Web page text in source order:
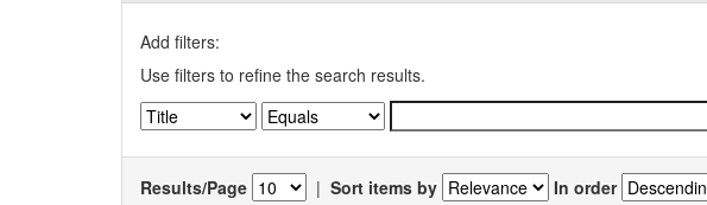
Add filters:
Use filters to refine the search results.
Results/Page | Sort items by In order